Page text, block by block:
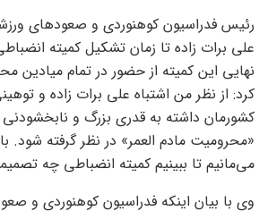
رئیس فدراسیون کوهنوردی و صعودهای
علی برات زاده تا زمان تشکیل کمیته
نهایی این کمیته از حضور در تمام میادین
کرد: از نظر من اشتباه علی برات زاده و
کشورمان داشته به قدری بزرگ و
«محرومیت مادم العمر» در نظر گرفته شود.
می‌مانیم تا ببینیم کمیته انضباطی چه
وی با بیان اینکه فدراسیون کوهنوردی و